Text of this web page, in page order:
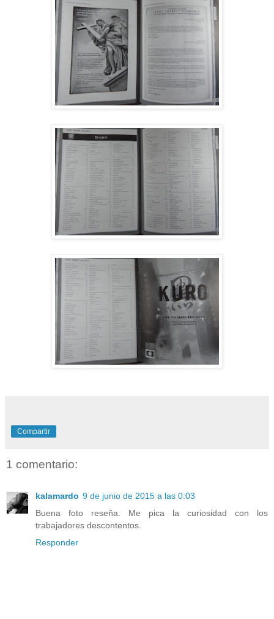
Compartir
1 comentario:
kalamardo 9 de junio de 2015 a las 0:03
Buena foto reseña. Me pica la curiosidad con los
trabajadores descontentos.
Responder